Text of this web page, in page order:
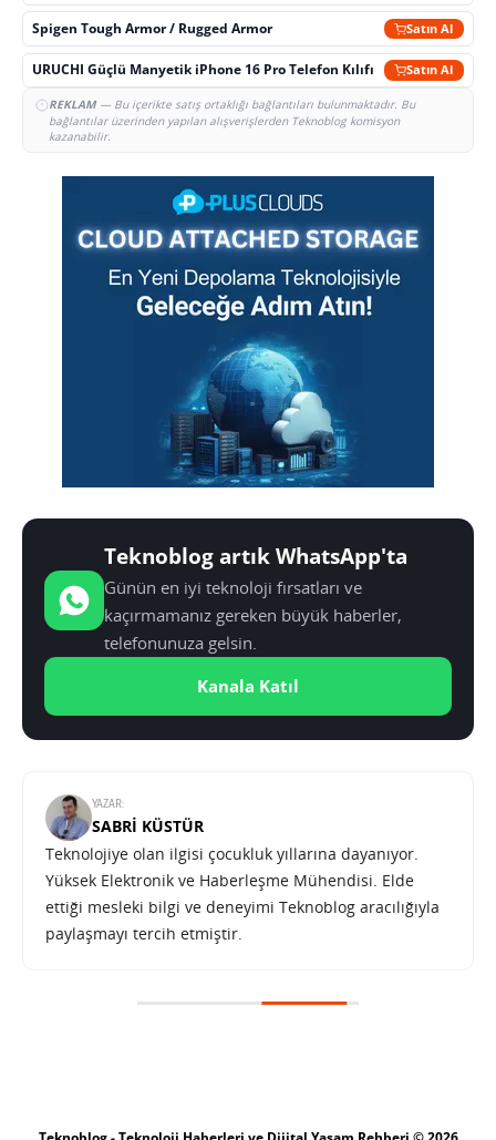
Spigen Tough Armor / Rugged Armor Satın Al
URUCHI Güçlü Manyetik iPhone 16 Pro Telefon Kılıfı Satın Al
REKLAM— Bu içerikte satış ortaklığı bağlantıları bulunmaktadır. Bu
bağlantılar üzerinden yapılan alışverişlerden Teknoblog komisyon
kazanabilir.
Teknoblog artık WhatsApp'ta
Günün en iyi teknoloji fırsatları ve
kaçırmamanız gereken büyük haberler,
telefonunuza gelsin.
Kanala Katıl
YAZAR:
SABRI KÜSTÜR
Teknolojiye olan ilgisi çocukluk yıllarına dayanıyor.
Yüksek Elektronik ve Haberleşme Mühendisi. Elde
ettiği mesleki bilgi ve deneyimi Teknoblog aracılığıyla
paylaşmayı tercih etmiştir.